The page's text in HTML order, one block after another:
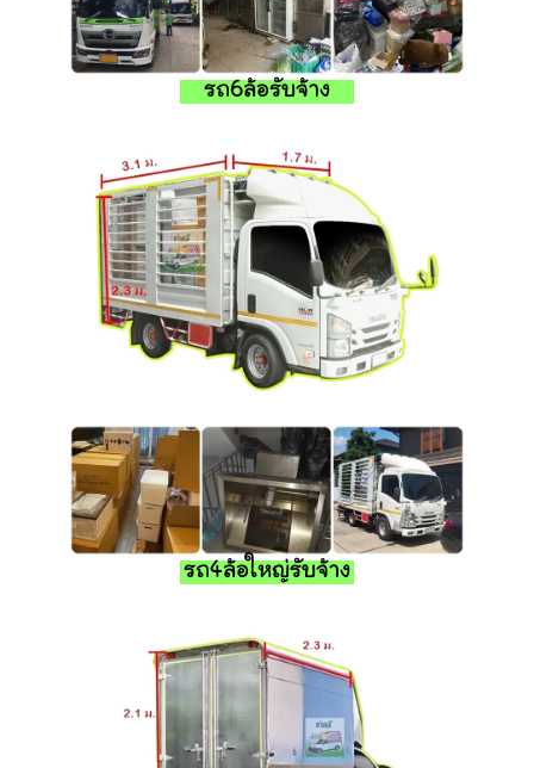
รถ6ล้อรับจ้าง
รถ4ล้อใหญ่รับจ้าง